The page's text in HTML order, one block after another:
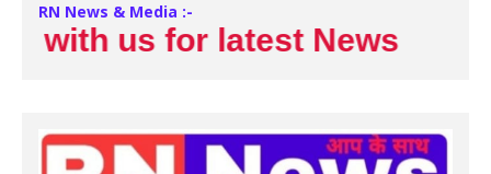
RN News & Media :-
us for latest News